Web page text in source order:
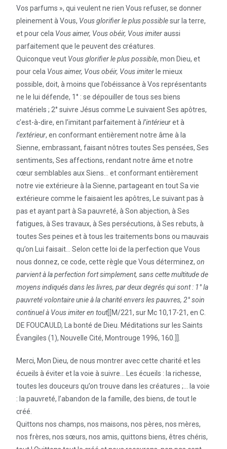
Vos parfums », qui veulent ne rien Vous refuser, se donner
pleinement à Vous, Vous glorifier le plus possiblesur la terre,
et pour cela Vous aimer, Vous obéir, Vous imiteraussi
parfaitement que le peuvent des créatures.
Quiconque veut Vous glorifier le plus possible, mon Dieu, et
pour cela Vous aimer, Vous obéir, Vous imiterle mieux
possible, doit, à moins que l’obéissance à Vos représentants
ne le lui défende, 1° : se dépouiller de tous ses biens
matériels ; 2° suivre Jésus comme Le suivaient Ses apôtres,
c’est-à-dire, en l’imitant parfaitement àl’intérieuret à
l’extérieur, en conformant entièrement notre âme à la
Sienne, embrassant, faisant nôtres toutes Ses pensées, Ses
sentiments, Ses affections, rendant notre âme et notre
cœur semblables aux Siens… et conformant entièrement
notre vie extérieure à la Sienne, partageant en tout Sa vie
extérieure comme le faisaient les apôtres, Le suivant pas à
pas et ayant part à Sa pauvreté, à Son abjection, à Ses
fatigues, à Ses travaux, à Ses persécutions, à Ses rebuts, à
toutes Ses peines et à tous les traitements bons ou mauvais
qu’on Lui faisait… Selon cette loi de la perfection que Vous
nous donnez, ce code, cette règle que Vous déterminez, on
parvient à la perfection fort simplement, sans cette multitude de
moyens indiqués dans les livres, par deux degrés qui sont : 1° la
pauvreté volontaire unie à la charité envers les pauvres, 2° soin
continuel à Vous imiter en tout[[M/221, sur Mc 10,17-21, en C.
DE FOUCAULD, La bonté de Dieu. Méditations sur les Saints
Évangiles (1), Nouvelle Cité, Montrouge 1996, 160.]].
Merci, Mon Dieu, de nous montrer avec cette charité et les
écueils à éviter et la voie à suivre… Les écueils : la richesse,
toutes les douceurs qu’on trouve dans les créatures ;… la voie
: la pauvreté, l’abandon de la famille, des biens, de tout le
créé.
Quittons nos champs, nos maisons, nos pères, nos mères,
nos frères, nos sœurs, nos amis, quittons biens, êtres chéris,